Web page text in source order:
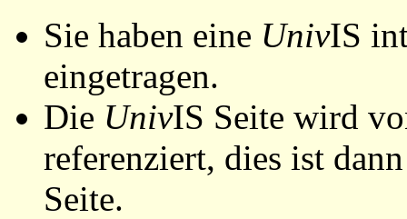
Sie haben eine UnivIS
eingetragen.
Die UnivIS Seite wird
referenziert, dies ist
Seite.